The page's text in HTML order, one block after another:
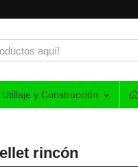
y Construcción
rincón